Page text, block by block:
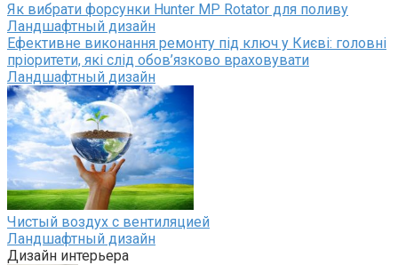
Як вибрати форсунки Hunter MP Rotator для поливу
Ландшафтный дизайн
Ефективне виконання ремонту під ключ у Києві: головні
пріоритети, які слід обов’язково враховувати
Ландшафтный дизайн
Чистый воздух с вентиляцией
Ландшафтный дизайн
Дизайн интерьера